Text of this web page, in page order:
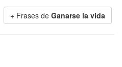
+ Frases de Ganarse la vida